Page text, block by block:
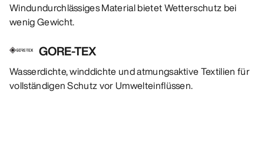
Windundurchlässiges Material bietet Wetterschutz bei
wenig Gewicht.
GORE-TEX
Wasserdichte, winddichte und atmungsaktive Textilien für
vollständigen Schutz vor Umwelteinflüssen.